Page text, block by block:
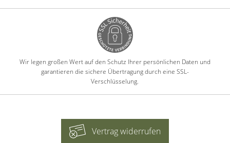
Wir legen großen Wert auf den Schutz Ihrer persönlichen Daten und
garantieren die sichere Übertragung durch eine SSL-
Verschlüsselung.
Vertrag widerrufen